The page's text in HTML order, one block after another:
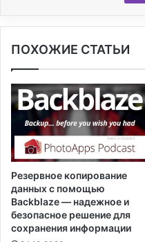
ПОХОЖИЕ СТАТЬИ
Резервное копирование
данных с помощью
Backblaze — надежное и
безопасное решение для
сохранения информации